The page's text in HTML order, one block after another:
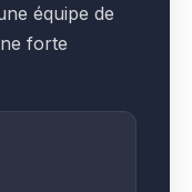
équipe de
forte